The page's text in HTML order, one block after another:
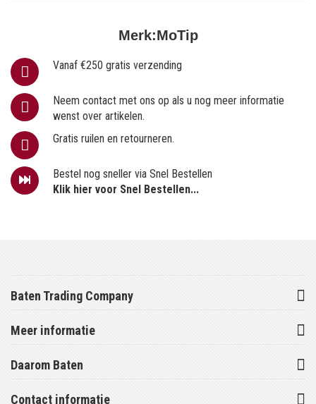
Merk:MoTip
Vanaf €250 gratis verzending
Neem contact met ons op als u nog meer informatie
wenst over artikelen.
Gratis ruilen en retourneren.
Bestel nog sneller via Snel Bestellen
Klik hier voor Snel Bestellen...
Baten Trading Company
Meer informatie
Daarom Baten
Contact informatie